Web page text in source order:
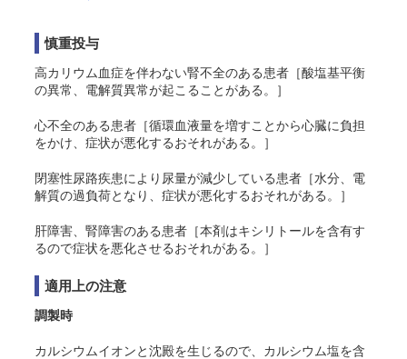
慎重投与
高カリウム血症を伴わない腎不全のある患者［酸塩基平衡
の異常、電解質異常が起こることがある。］
心不全のある患者［循環血液量を増すことから心臓に負担
をかけ、症状が悪化するおそれがある。］
閉塞性尿路疾患により尿量が減少している患者［水分、電
解質の過負荷となり、症状が悪化するおそれがある。］
肝障害、腎障害のある患者［本剤はキシリトールを含有す
るので症状を悪化させるおそれがある。］
適用上の注意
調製時
カルシウムイオンと沈殿を生じるので、カルシウム塩を含